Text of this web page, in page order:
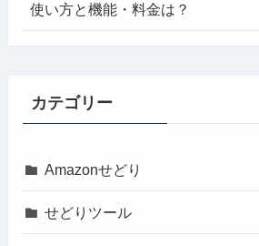
使い方と機能・料金は？
カテゴリー
Amazonせどり
せどりツール